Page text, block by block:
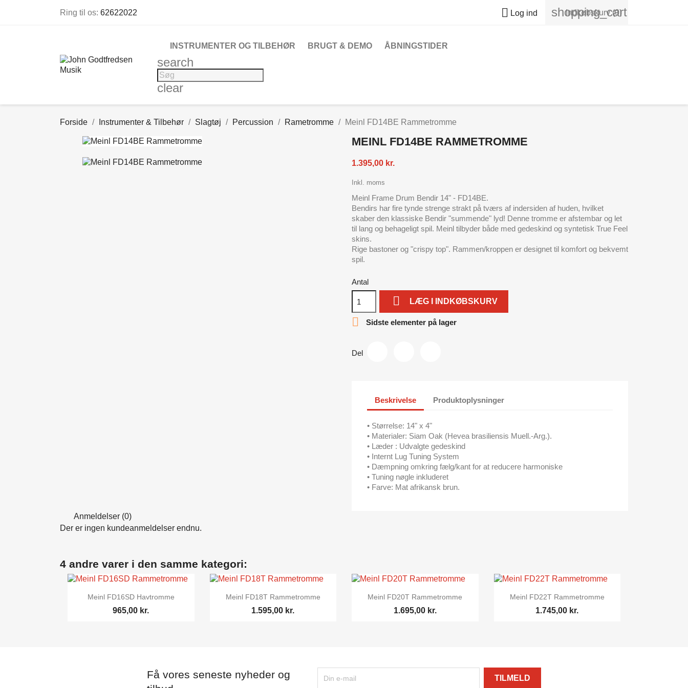
Ring til os: 62622022  Log ind shopping_cart
Indkøbskurv (0)
INSTRUMENTER OG TILBEHØR BRUGT & DEMO ÅBNINGSTIDER
search
clear
Forside Instrumenter & Tilbehør Slagtøj Percussion Rametromme Meinl FD14BE Rammetromme
MEINL FD14BE RAMMETROMME
1.395,00 kr.
Inkl. moms
Meinl Frame Drum Bendir 14" - FD14BE.
Bendirs har fire tynde strenge strakt på tværs af indersiden af ​​huden, hvilket
skaber den klassiske Bendir "summende" lyd! Denne tromme er afstembar og let
til lang og behageligt spil. Meinl tilbyder både med gedeskind og syntetisk True Feel
skins.
Rige bastoner og "crispy top". Rammen/kroppen er designet til komfort og bekvemt
spil.
Antal
 LÆG I INDKØBSKURV
 Sidste elementer på lager
Del
Beskrivelse Produktoplysninger
• Størrelse: 14" x 4"
• Materialer: Siam Oak (Hevea brasiliensis Muell.-Arg.).
• Læder : Udvalgte gedeskind
• Internt Lug Tuning System
• Dæmpning omkring fælg/kant for at reducere harmoniske
• Tuning nøgle inkluderet
• Farve: Mat afrikansk brun.
Anmeldelser (0)
Der er ingen kundeanmeldelser endnu.
4 andre varer i den samme kategori:
 Vis her
Meinl FD16SD Havtromme
965,00 kr.
 Vis her
Meinl FD18T Rammetromme
1.595,00 kr.
 Vis her
Meinl FD20T Rammetromme
1.695,00 kr.
 Vis her
Meinl FD22T Rammetromme
1.745,00 kr.
Få vores seneste nyheder og